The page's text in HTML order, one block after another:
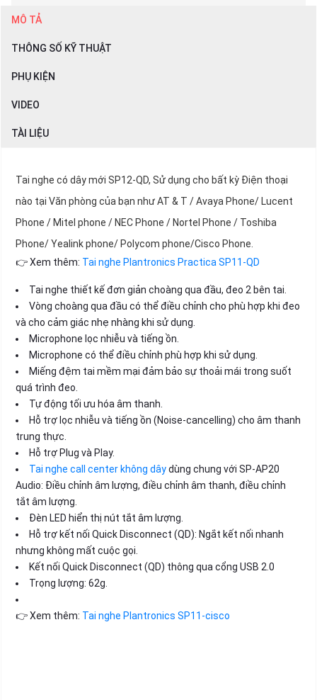
MÔ TẢ
THÔNG SỐ KỸ THUẬT
PHỤ KIỆN
VIDEO
TÀI LIỆU
Tai nghe có dây mới SP12-QD, Sử dụng cho bất kỳ Điện thoại
nào tại Văn phòng của bạn như AT & T / Avaya Phone/ Lucent
Phone / Mitel phone / NEC Phone / Nortel Phone / Toshiba
Phone/ Yealink phone/ Polycom phone/Cisco Phone.
👉 Xem thêm: Tai nghe Plantronics Practica SP11-QD
Tai nghe thiết kế đơn giản choàng qua đầu, đeo 2 bên tai.
Vòng choàng qua đầu có thể điều chỉnh cho phù hợp khi đeo
và cho cảm giác nhẹ nhàng khi sử dụng.
Microphone lọc nhiễu và tiếng ồn.
Microphone có thể điều chỉnh phù hợp khi sử dụng.
Miếng đệm tai mềm mại đảm bảo sự thoải mái trong suốt
quá trình đeo.
Tự động tối ưu hóa âm thanh.
Hỗ trợ lọc nhiễu và tiếng ồn (Noise-cancelling) cho âm thanh
trung thực.
Hỗ trợ Plug và Play.
Tai nghe call center không dâydùng chung với SP-AP20
Audio: Điều chỉnh âm lượng, điều chỉnh âm thanh, điều chỉnh
tắt âm lượng.
Đèn LED hiển thị nút tắt âm lượng.
Hỗ trợ kết nối Quick Disconnect (QD): Ngắt kết nối nhanh
nhưng không mất cuộc gọi.
Kết nối Quick Disconnect (QD) thông qua cổng USB 2.0
Trọng lượng: 62g.
👉 Xem thêm: Tai nghe Plantronics SP11-cisco